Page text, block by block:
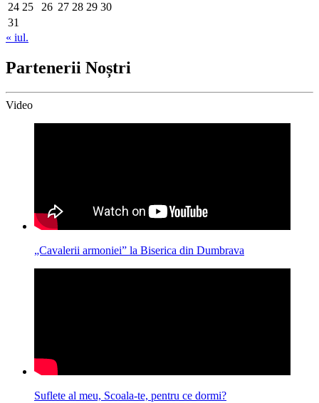
24 25 26 27 28 29 30
31
« iul.
Partenerii Noștri
Video
„Cavalerii armoniei” la Biserica din Dumbrava
Suflete al meu, Scoala-te, pentru ce dormi?